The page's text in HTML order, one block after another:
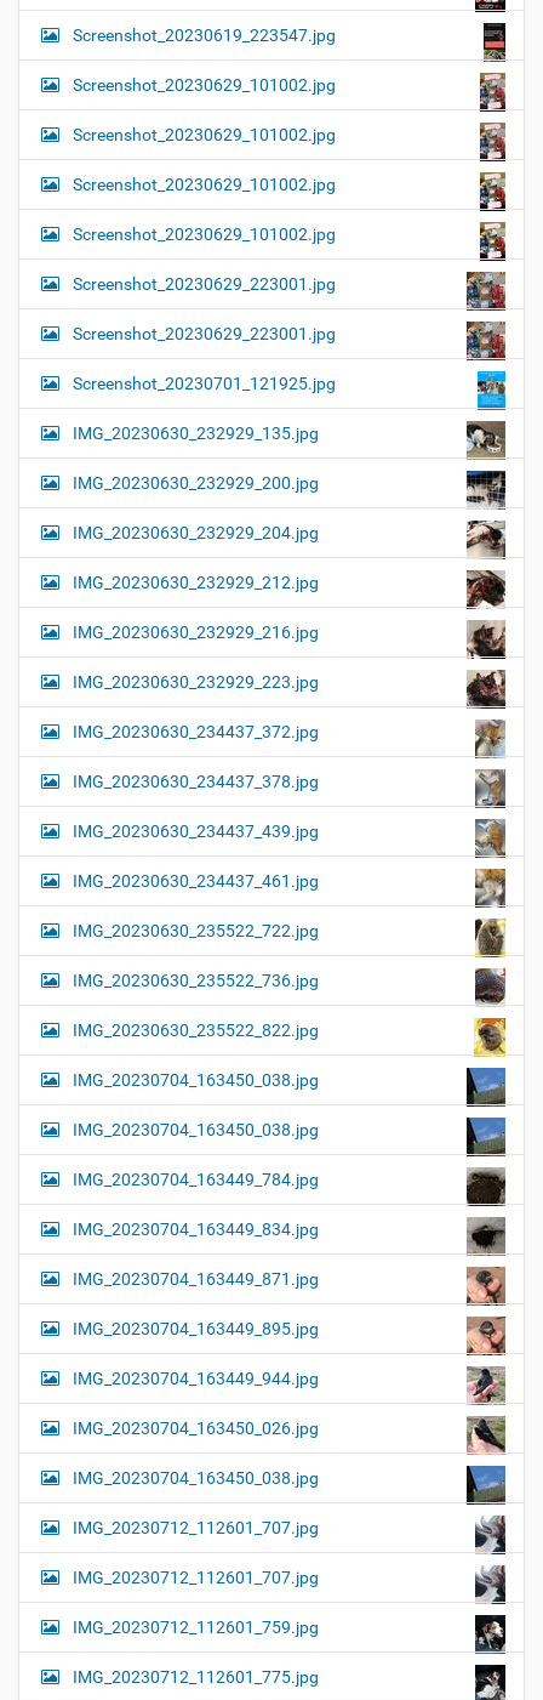
Screenshot_20230619_223547.jpg
Screenshot_20230629_101002.jpg
Screenshot_20230629_101002.jpg
Screenshot_20230629_101002.jpg
Screenshot_20230629_101002.jpg
Screenshot_20230629_223001.jpg
Screenshot_20230629_223001.jpg
Screenshot_20230701_121925.jpg
IMG_20230630_232929_135.jpg
IMG_20230630_232929_200.jpg
IMG_20230630_232929_204.jpg
IMG_20230630_232929_212.jpg
IMG_20230630_232929_216.jpg
IMG_20230630_232929_223.jpg
IMG_20230630_234437_372.jpg
IMG_20230630_234437_378.jpg
IMG_20230630_234437_439.jpg
IMG_20230630_234437_461.jpg
IMG_20230630_235522_722.jpg
IMG_20230630_235522_736.jpg
IMG_20230630_235522_822.jpg
IMG_20230704_163450_038.jpg
IMG_20230704_163450_038.jpg
IMG_20230704_163449_784.jpg
IMG_20230704_163449_834.jpg
IMG_20230704_163449_871.jpg
IMG_20230704_163449_895.jpg
IMG_20230704_163449_944.jpg
IMG_20230704_163450_026.jpg
IMG_20230704_163450_038.jpg
IMG_20230712_112601_707.jpg
IMG_20230712_112601_707.jpg
IMG_20230712_112601_759.jpg
IMG_20230712_112601_775.jpg